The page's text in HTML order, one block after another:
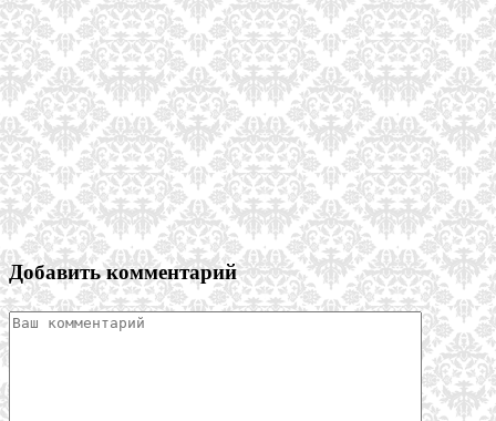
Добавить комментарий